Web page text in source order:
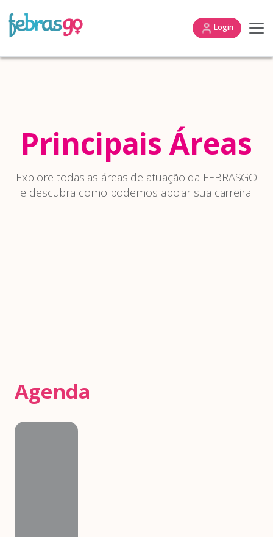
Login
Principais Áreas
Explore todas as áreas de atuação da FEBRASGO
e descubra como podemos apoiar sua carreira.
Agenda